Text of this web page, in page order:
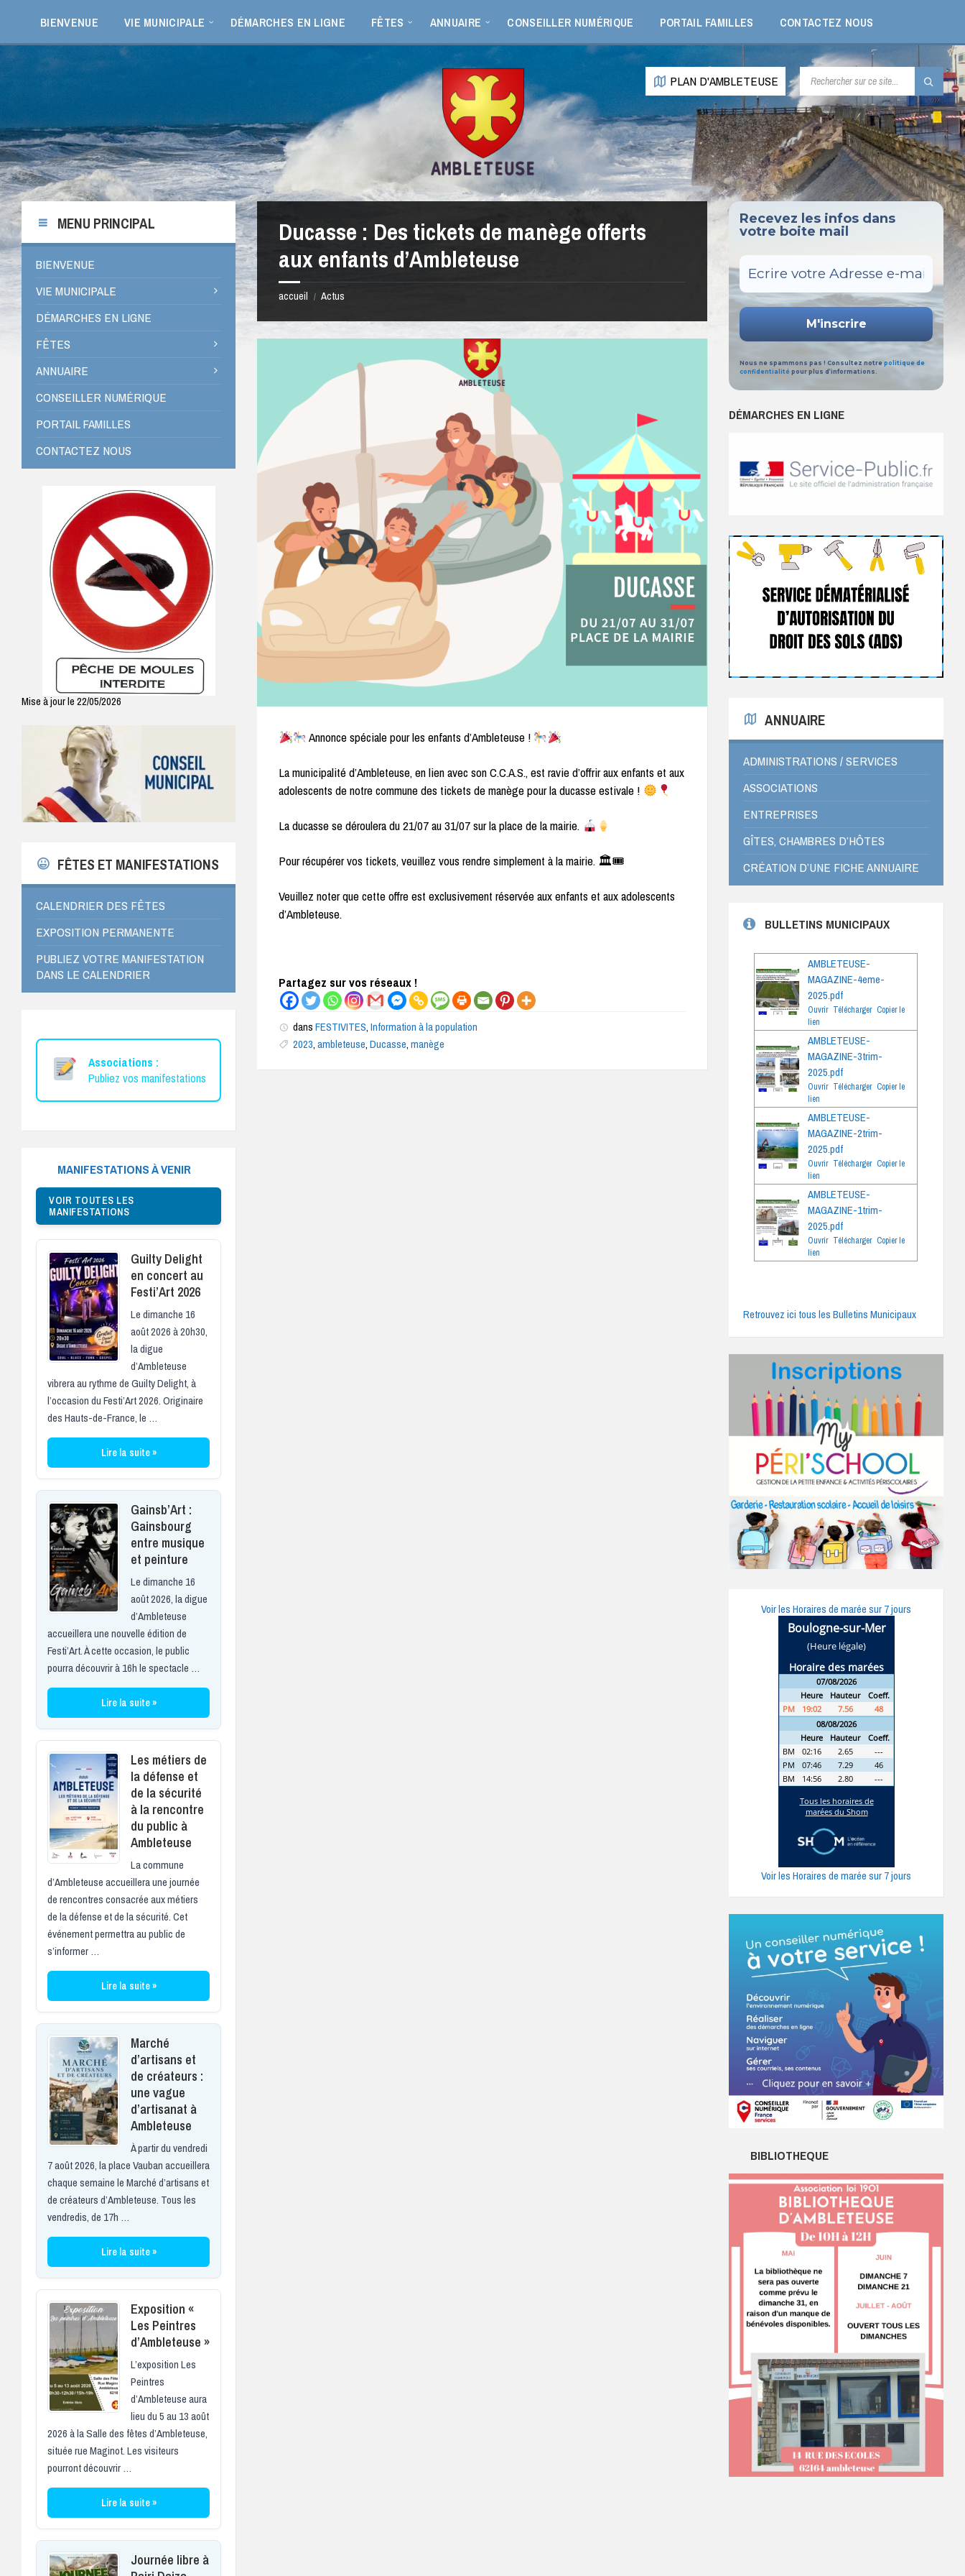
barre
latérale
barre
latérale
de
page
BIENVENUE VIE MUNICIPALE DÉMARCHES EN LIGNE FÊTES ANNUAIRE CONSEILLER NUMÉRIQUE PORTAIL FAMILLES CONTACTEZ NOUS
PLAN D'AMBLETEUSE RECHERCHE:
Ducasse : Des tickets de manège offerts
aux enfants d’Ambleteuse
accueil / Actus
Annonce spéciale pour les enfants d’Ambleteuse !
La municipalité d’Ambleteuse, en lien avec son C.C.A.S., est ravie d’offrir aux enfants et aux
adolescents de notre commune des tickets de manège pour la ducasse estivale !
La ducasse se déroulera du 21/07 au 31/07 sur la place de la mairie.
Pour récupérer vos tickets, veuillez vous rendre simplement à la mairie. 🏛🎟
Veuillez noter que cette offre est exclusivement réservée aux enfants et aux adolescents
d’Ambleteuse.
Partagez sur vos réseaux !
dansFESTIVITES,Information à la population
2023,ambleteuse,Ducasse,manège
MENU PRINCIPAL
BIENVENUE
VIE MUNICIPALE
DÉMARCHES EN LIGNE
FÊTES
ANNUAIRE
CONSEILLER NUMÉRIQUE
PORTAIL FAMILLES
CONTACTEZ NOUS
Mise à jour le 22/05/2026
FÊTES ET MANIFESTATIONS
CALENDRIER DES FÊTES
EXPOSITION PERMANENTE
PUBLIEZ VOTRE MANIFESTATION
DANS LE CALENDRIER
Associations :
Publiez vos manifestations
MANIFESTATIONS À VENIR
VOIR TOUTES LES
MANIFESTATIONS
Guilty Delight
en concert au
Festi’Art 2026
Le dimanche 16
août 2026 à 20h30,
la digue
d’Ambleteuse
vibrera au rythme de Guilty Delight, à
l’occasion du Festi’Art 2026. Originaire
des Hauts-de-France, le …
Lire la suite »
Gainsb’Art :
Gainsbourg
entre musique
et peinture
Le dimanche 16
août 2026, la digue
d’Ambleteuse
accueillera une nouvelle édition de
Festi’Art. À cette occasion, le public
pourra découvrir à 16h le spectacle …
Lire la suite »
Les métiers de
la défense et
de la sécurité
à la rencontre
du public à
Ambleteuse
La commune
d’Ambleteuse accueillera une journée
de rencontres consacrée aux métiers
de la défense et de la sécurité. Cet
événement permettra au public de
s’informer …
Lire la suite »
Marché
d’artisans et
de créateurs :
une vague
d’artisanat à
Ambleteuse
À partir du vendredi
7 août 2026, la place Vauban accueillera
chaque semaine le Marché d’artisans et
de créateurs d’Ambleteuse. Tous les
vendredis, de 17h …
Lire la suite »
Exposition «
Les Peintres
d’Ambleteuse »
L’exposition Les
Peintres
d’Ambleteuse aura
lieu du 5 au 13 août
2026 à la Salle des fêtes d’Ambleteuse,
située rue Maginot. Les visiteurs
pourront découvrir …
Lire la suite »
Journée libre à
Recevez les infos dans
votre boite mail
Nous ne spammons pas ! Consultez notre politique de
confidentialité pour plus d’informations.
DÉMARCHES EN LIGNE
ANNUAIRE
ADMINISTRATIONS / SERVICES
ASSOCIATIONS
ENTREPRISES
GÎTES, CHAMBRES D’HÔTES
CRÉATION D’UNE FICHE ANNUAIRE
BULLETINS MUNICIPAUX
AMBLETEUSE-
MAGAZINE-4eme-
2025.pdf
Ouvrir Télécharger Copier le
lien
AMBLETEUSE-
MAGAZINE-3trim-
2025.pdf
Ouvrir Télécharger Copier le
lien
AMBLETEUSE-
MAGAZINE-2trim-
2025.pdf
Ouvrir Télécharger Copier le
lien
AMBLETEUSE-
MAGAZINE-1trim-
2025.pdf
Ouvrir Télécharger Copier le
lien
Retrouvez ici tous les Bulletins Municipaux
Voir les Horaires de marée sur 7 jours
Voir les Horaires de marée sur 7 jours
BIBLIOTHEQUE